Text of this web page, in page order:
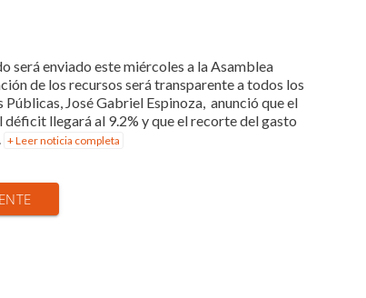
será enviado este miércoles a la Asamblea
de los recursos será transparente a todos los
José Gabriel Espinoza, anunció que el
llegará al 9.2% y que el recorte del gasto
+ Leer noticia completa